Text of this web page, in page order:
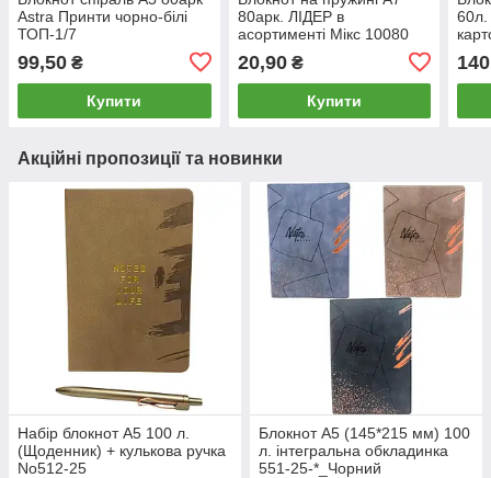
Astra Принти чорно-білі
ТОП-1/7
99,50 ₴
Купити
80арк. ЛІДЕР в
асортименті Мікс 10080
20,90₴
Купити
60л.
Акційні пропозиції та новинки
Набір блокнот А5 100 л.
(Щоденник) + кулькова ручка
No512-25
Блокнот А5 (145*215 мм) 100
л. інтегральна обкладинка
551-25-*_Чорний